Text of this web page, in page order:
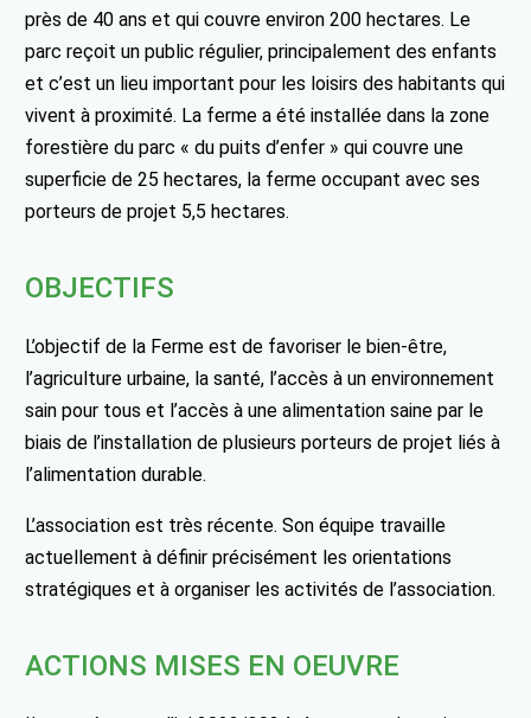
près de 40 ans et qui couvre environ 200 hectares. Le
parc reçoit un public régulier, principalement des enfants
et c’est un lieu important pour les loisirs des habitants qui
vivent à proximité. La ferme a été installée dans la zone
forestière du parc « du puits d’enfer » qui couvre une
superficie de 25 hectares, la ferme occupant avec ses
porteurs de projet 5,5 hectares.
OBJECTIFS
L’objectif de la Ferme est de favoriser le bien-être,
l’agriculture urbaine, la santé, l’accès à un environnement
sain pour tous et l’accès à une alimentation saine par le
biais de l’installation de plusieurs porteurs de projet liés à
l’alimentation durable.
L’association est très récente. Son équipe travaille
actuellement à définir précisément les orientations
stratégiques et à organiser les activités de l’association.
ACTIONS MISES EN OEUVRE